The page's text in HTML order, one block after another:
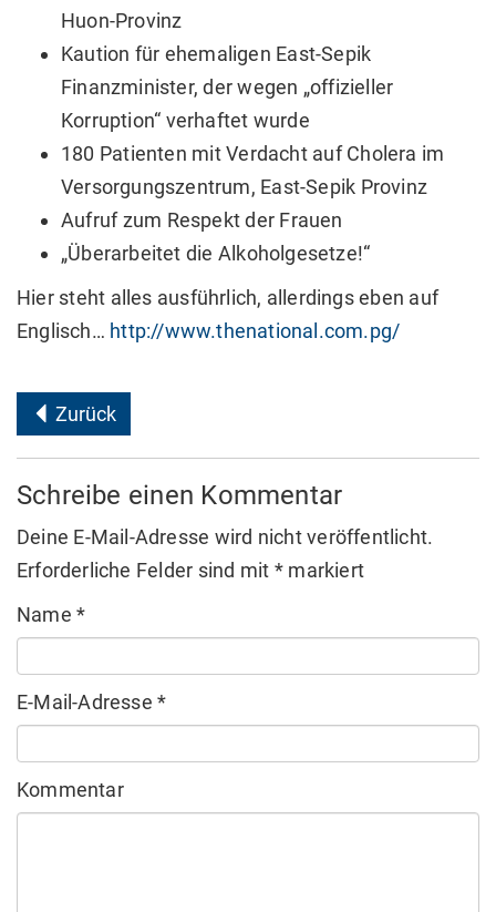
Huon-Provinz
Kaution für ehemaligen East-Sepik
Finanzminister, der wegen „offizieller
Korruption“ verhaftet wurde
180 Patienten mit Verdacht auf Cholera im
Versorgungszentrum, East-Sepik Provinz
Aufruf zum Respekt der Frauen
„Überarbeitet die Alkoholgesetze!“
Hier steht alles ausführlich, allerdings eben auf
Englisch… http://www.thenational.com.pg/
Zurück
Schreibe einen Kommentar
Deine E-Mail-Adresse wird nicht veröffentlicht.
Erforderliche Felder sind mit * markiert
Name*
E-Mail-Adresse*
Kommentar